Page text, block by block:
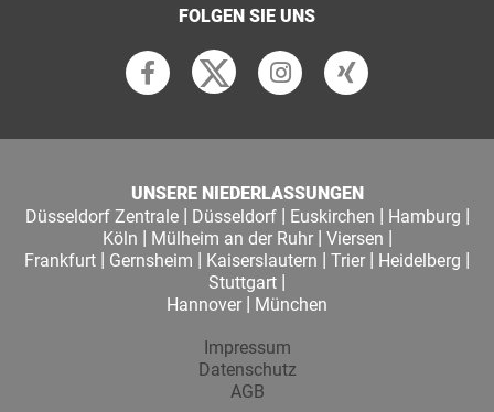
FOLGEN SIE UNS
UNSERE NIEDERLASSUNGEN
Düsseldorf Zentrale| Düsseldorf| Euskirchen | Hamburg |
Köln | Mülheim an der Ruhr| Viersen |
Frankfurt | Gernsheim | Kaiserslautern | Trier | Heidelberg |
Stuttgart |
Hannover | München
Impressum
Datenschutz
AGB